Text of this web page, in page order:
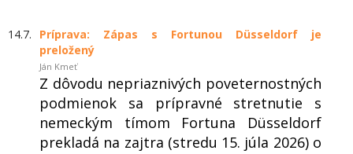
14.7.
Príprava: Zápas s Fortunou Düsseldorf je
preložený
Ján Kmeť
Z dôvodu nepriaznivých poveternostných
podmienok sa prípravné stretnutie s
nemeckým tímom Fortuna Düsseldorf
prekladá na zajtra (stredu 15. júla 2026) o